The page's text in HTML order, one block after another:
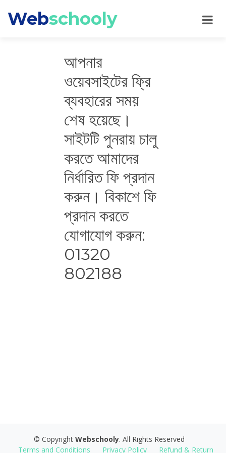
Webschooly
আপনার
ওয়েবসাইটের ফ্রি
ব্যবহারের সময়
শেষ হয়েছে।
সাইটটি পুনরায় চালু
করতে আমাদের
নির্ধারিত ফি প্রদান
করুন। বিকাশে ফি
প্রদান করতে
যোগাযোগ করুন:
01320
802188
© Copyright Webschooly. All Rights Reserved
Terms and Conditions
Privacy Policy Refund & Return